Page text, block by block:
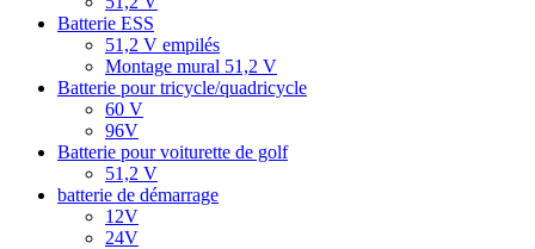
Batterie ESS
51,2 V empilés
Montage mural 51,2 V
Batterie pour tricycle/quadricycle
60 V
96V
Batterie pour voiturette de golf
51,2 V
batterie de démarrage
12V
24V